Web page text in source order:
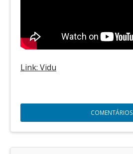
Link: Vidu
COMENTÁRIOS